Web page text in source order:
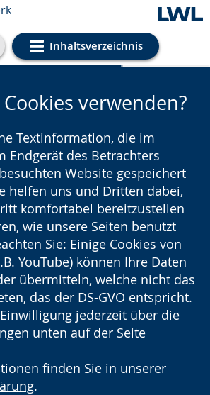
Inhaltsverzeichnis
Einstellungen
verwenden?
Textinformation, die im
Endgerät des Betrachters
Website gespeichert
helfen uns und Dritten dabei,
komfortabel bereitzustellen
wie unsere Seiten benutzt
Sie: Einige Cookies von
YouTube) können Ihre Daten
übermitteln, welche nicht das
das der DS-GVO entspricht.
jederzeit über die
unten auf der Seite
finden Sie in unserer
.